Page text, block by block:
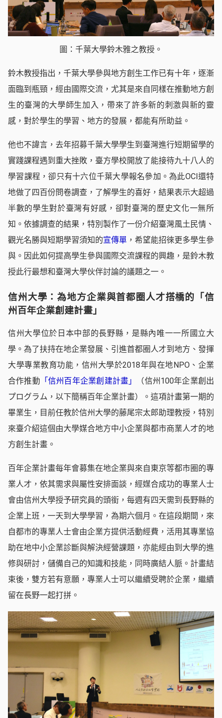
圖：千葉大學鈴木雅之教授。
鈴木教授指出，千葉大學參與地方創生工作已有十年，逐漸
面臨到瓶頸，經由國際交流，尤其是來自同樣在推動地方創
生的臺灣的大學師生加入，帶來了許多新的刺激與新的靈
感，對於學生的學習、地方的發展，都能有所助益。
他也不諱言，去年招募千葉大學學生到臺灣進行短期留學的
實踐課程遇到重大挫敗，臺方學校開放了能接待九十八人的
學習課程，卻只有十六位千葉大學報名參加。為此OCI還特
地做了四百份問卷調查，了解學生的喜好，結果表示大超過
半數的學生對於臺灣有好感，卻對臺灣的歷史文化一無所
知。依據調查的結果，特別製作了一份介紹臺灣風土民情、
觀光名勝與短期學習須知的宣傳單 ，希望能招徠更多學生參
與。因此如何提高學生參與國際交流課程的興趣，是鈴木教
授此行最想和臺灣大學伙伴討論的議題之一。
信州大學：為地方企業與首都圈人才搭橋的「信
州百年企業創建計畫」
信州大學位於日本中部的長野縣，是縣內唯一一所國立大
學。為了扶持在地企業發展、引進首都圈人才到地方、發揮
大學專業教育功能，信州大學於2018年與在地NPO、企業
合作推動 「信州百年企業創建計畫」
（信州100年企業創出
プログラム，以下簡稱百年企業計畫）。這項計畫第一期的
畢業生，目前任教於信州大學的藤尾宗太郎助理教授，特別
來臺介紹這個由大學媒合地方中小企業與都市商業人才的地
方創生計畫。
百年企業計畫每年會募集在地企業與來自東京等都市圈的專
業人才，依其需求與屬性安排面談，經媒合成功的專業人士
會由信州大學授予研究員的頭銜，每週有四天需到長野縣的
企業上班，一天到大學學習，為期六個月。在這段期間，來
自都市的專業人士會由企業方提供活動經費，活用其專業協
助在地中小企業診斷與解決經營課題，亦能經由到大學的進
修與研討，儲備自己的知識和技能，同時廣結人脈。計畫結
束後，雙方若有意願，專業人士可以繼續受聘於企業，繼續
留在長野一起打拼。